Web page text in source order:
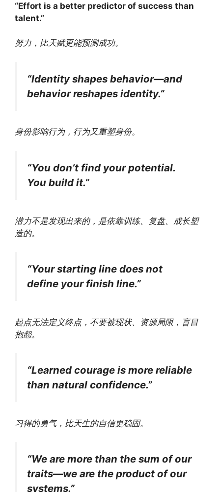
“Effort is a better predictor of success than
talent.”
努力，比天赋更能预测成功。
“Identity shapes behavior—and
behavior reshapes identity.”
身份影响行为，行为又重塑身份。
“You don’t find your potential.
You build it.”
潜力不是发现出来的，是依靠训练、复盘、成长塑
造的。
“Your starting line does not
define your finish line.”
起点无法定义终点，不要被现状、资源局限，盲目
抱怨。
“Learned courage is more reliable
than natural confidence.”
习得的勇气，比天生的自信更稳固。
“We are more than the sum of our
traits—we are the product of our
systems.”